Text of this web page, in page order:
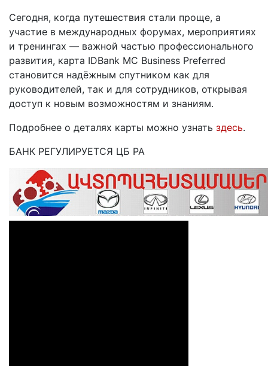
Сегодня, когда путешествия стали проще, а
участие в международных форумах, мероприятиях
и тренингах — важной частью профессионального
развития, карта IDBank MC Business Preferred
становится надёжным спутником как для
руководителей, так и для сотрудников, открывая
доступ к новым возможностям и знаниям.
Подробнее о деталях карты можно узнать здесь.
БАНК РЕГУЛИРУЕТСЯ ЦБ РА